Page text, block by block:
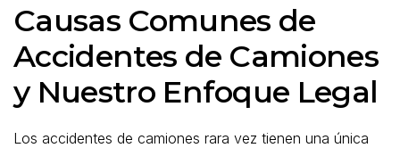
Causas Comunes de
Accidentes de Camiones
y Nuestro Enfoque Legal
Los accidentes de camiones rara vez tienen una única